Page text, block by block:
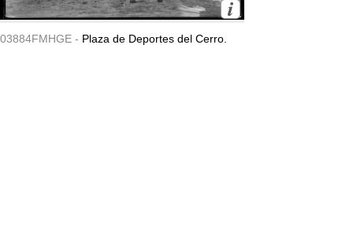
03884FMHGE - Plaza de Deportes del Cerro.